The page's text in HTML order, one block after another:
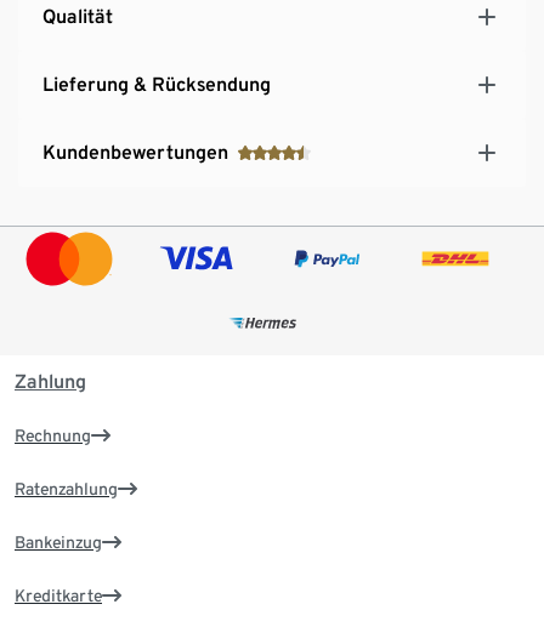
Qualität
Lieferung & Rücksendung
Kundenbewertungen
Zahlung
Rechnung
Ratenzahlung
Bankeinzug
Kreditkarte